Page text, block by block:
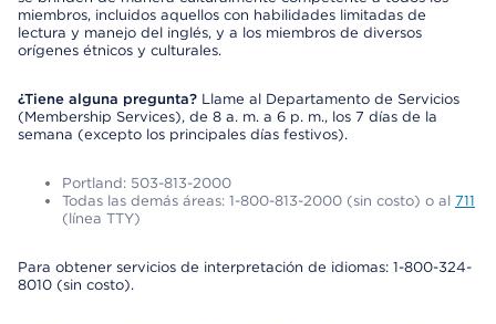
miembros, incluidos aquellos con habilidades limitadas de
lectura y manejo del inglés, y a los miembros de diversos
orígenes étnicos y culturales.
¿Tiene alguna pregunta? Llame al Departamento de Servicios
(Membership Services), de 8 a. m. a 6 p. m., los 7 días de la
semana (excepto los principales días festivos).
Portland: 503-813-2000
Todas las demás áreas: 1-800-813-2000 (sin costo) o al 711
(línea TTY)
Para obtener servicios de interpretación de idiomas: 1-800-324-
8010 (sin costo).